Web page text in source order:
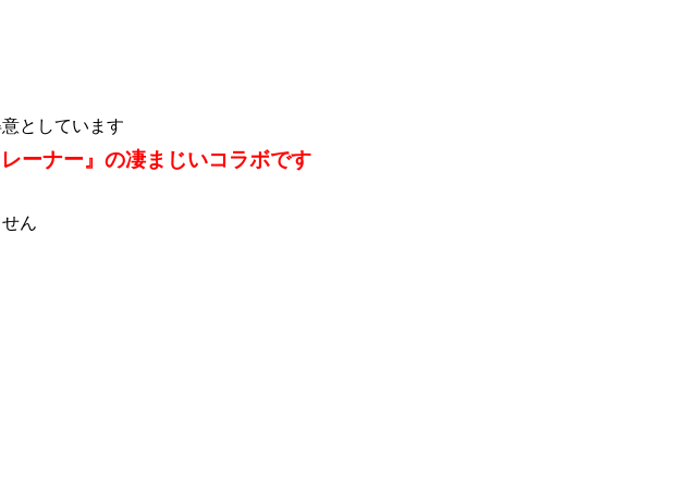
としています
ーナー』の凄まじいコラボです
ん